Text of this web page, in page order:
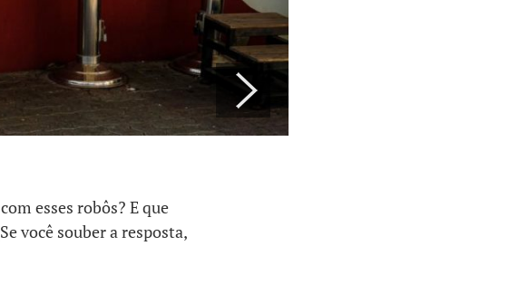
esses robôs? E que
você souber a resposta,